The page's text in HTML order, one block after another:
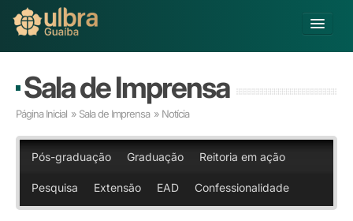
Buscar
Já sou Aluno
Matricule-se
Educação Básica
Graduação
Sala de Imprensa
Página Inicial » Sala de Imprensa » Notícia
Pós-graduação Graduação Reitoria em ação
Pesquisa Extensão EAD Confessionalidade